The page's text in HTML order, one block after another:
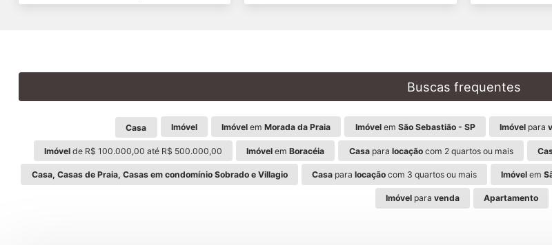
Buscas frequentes
Casa Imóvel Imóvel emMorada da Praia Imóvelem São Sebastião - SP Imóvelpara
Imóvelde R$ 100.000,00 até R$ 500.000,00 Imóvel emBoracéia Casapara locaçãocom 2 quartos ou mais
Casa, Casas de Praia, Casas em condomínio Sobrado e Villagio Casapara locaçãocom 3 quartos ou mais Imóvel em
Imóvelpara venda Apartamento